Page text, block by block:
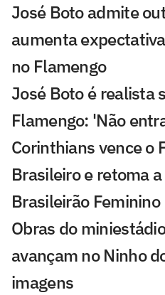
José Boto admite
aumenta
no Flamengo
José Boto é realista
Flamengo: 'Não
Corinthians vence o
Brasileiro e retoma
Brasileirão Feminino
Obras do
avançam no Ninho
imagens